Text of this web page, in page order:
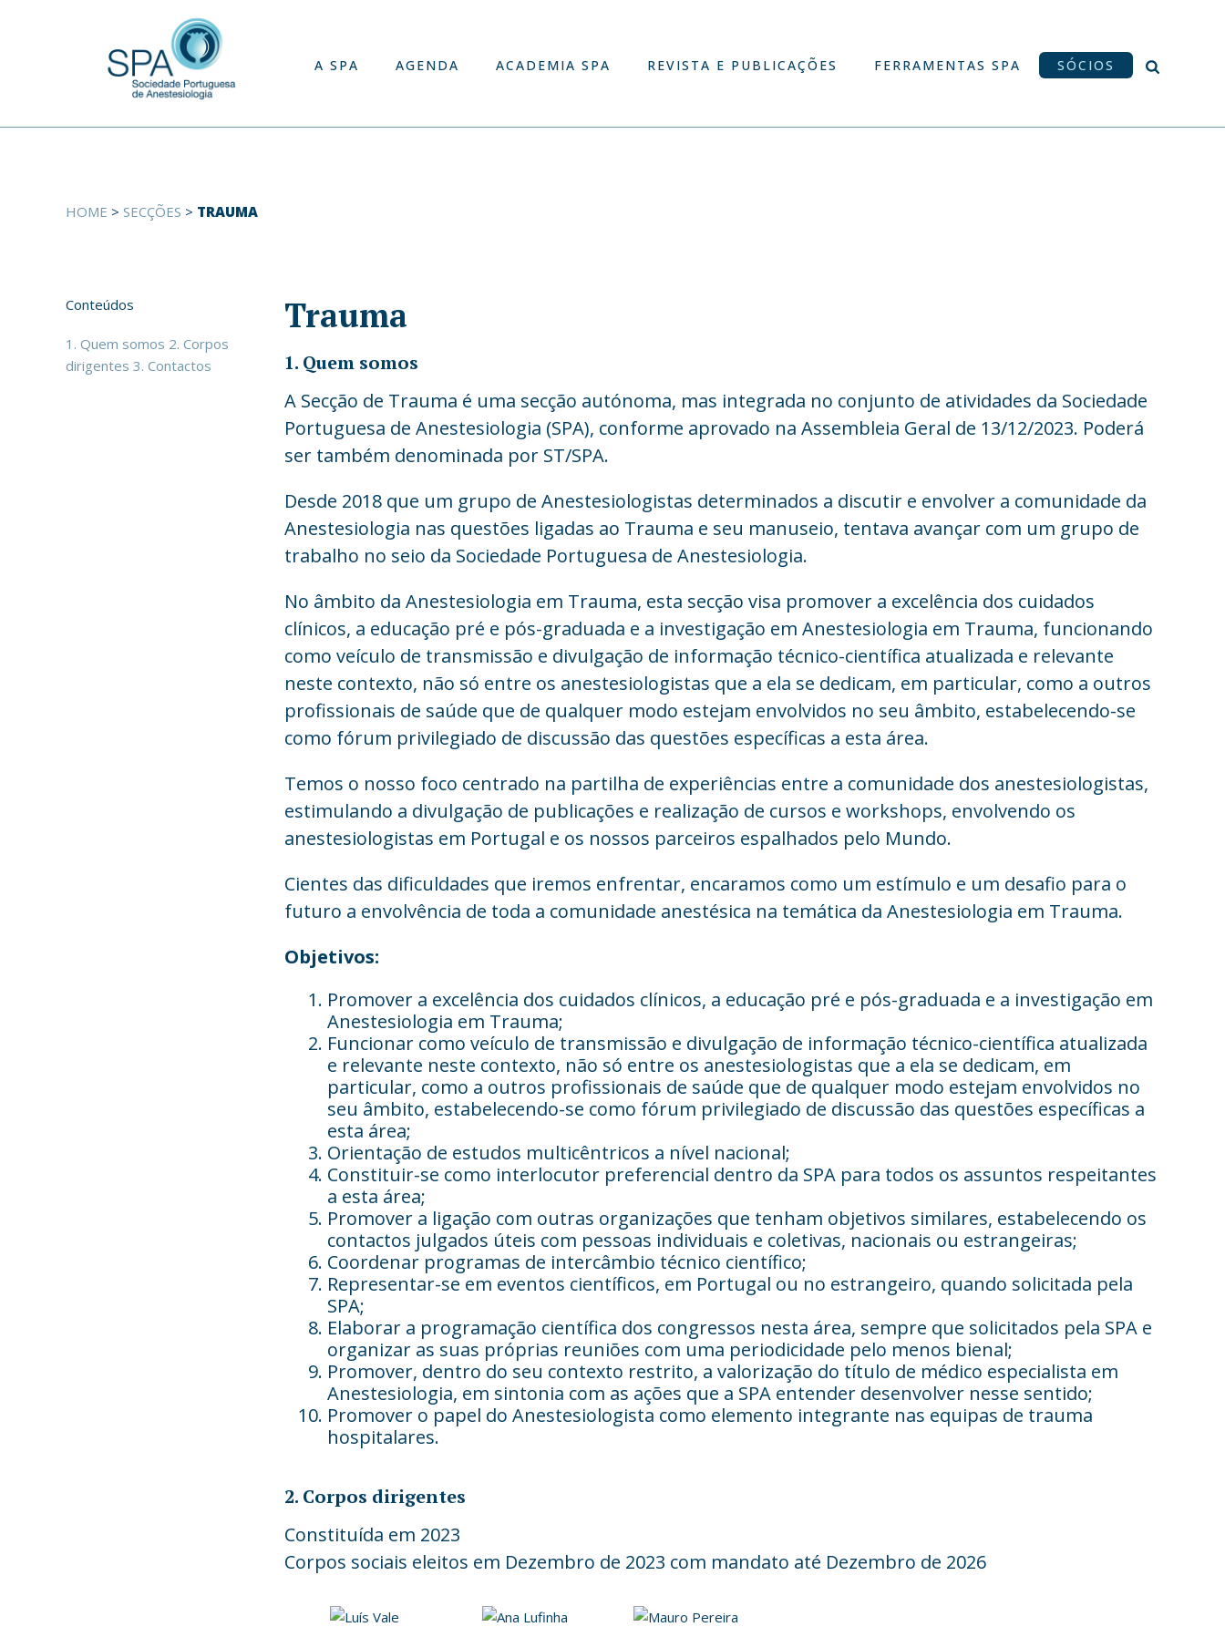
A SPA AGENDA ACADEMIA SPA REVISTA E PUBLICAÇÕES FERRAMENTAS SPA SÓCIOS
HOME > SECÇÕES > TRAUMA
Conteúdos
1. Quem somos 2. Corpos
dirigentes 3. Contactos
Trauma
1. Quem somos
A Secção de Trauma é uma secção autónoma, mas integrada no conjunto de atividades da Sociedade
Portuguesa de Anestesiologia (SPA), conforme aprovado na Assembleia Geral de 13/12/2023. Poderá
ser também denominada por ST/SPA.
Desde 2018 que um grupo de Anestesiologistas determinados a discutir e envolver a comunidade da
Anestesiologia nas questões ligadas ao Trauma e seu manuseio, tentava avançar com um grupo de
trabalho no seio da Sociedade Portuguesa de Anestesiologia.
No âmbito da Anestesiologia em Trauma, esta secção visa promover a excelência dos cuidados
clínicos, a educação pré e pós-graduada e a investigação em Anestesiologia em Trauma, funcionando
como veículo de transmissão e divulgação de informação técnico-científica atualizada e relevante
neste contexto, não só entre os anestesiologistas que a ela se dedicam, em particular, como a outros
profissionais de saúde que de qualquer modo estejam envolvidos no seu âmbito, estabelecendo-se
como fórum privilegiado de discussão das questões específicas a esta área.
Temos o nosso foco centrado na partilha de experiências entre a comunidade dos anestesiologistas,
estimulando a divulgação de publicações e realização de cursos e workshops, envolvendo os
anestesiologistas em Portugal e os nossos parceiros espalhados pelo Mundo.
Cientes das dificuldades que iremos enfrentar, encaramos como um estímulo e um desafio para o
futuro a envolvência de toda a comunidade anestésica na temática da Anestesiologia em Trauma.
Objetivos:
Promover a excelência dos cuidados clínicos, a educação pré e pós-graduada e a investigação em
Anestesiologia em Trauma;
Funcionar como veículo de transmissão e divulgação de informação técnico-científica atualizada
e relevante neste contexto, não só entre os anestesiologistas que a ela se dedicam, em
particular, como a outros profissionais de saúde que de qualquer modo estejam envolvidos no
seu âmbito, estabelecendo-se como fórum privilegiado de discussão das questões específicas a
esta área;
Orientação de estudos multicêntricos a nível nacional;
Constituir-se como interlocutor preferencial dentro da SPA para todos os assuntos respeitantes
a esta área;
Promover a ligação com outras organizações que tenham objetivos similares, estabelecendo os
contactos julgados úteis com pessoas individuais e coletivas, nacionais ou estrangeiras;
Coordenar programas de intercâmbio técnico científico;
Representar-se em eventos científicos, em Portugal ou no estrangeiro, quando solicitada pela
SPA;
Elaborar a programação científica dos congressos nesta área, sempre que solicitados pela SPA e
organizar as suas próprias reuniões com uma periodicidade pelo menos bienal;
Promover, dentro do seu contexto restrito, a valorização do título de médico especialista em
Anestesiologia, em sintonia com as ações que a SPA entender desenvolver nesse sentido;
Promover o papel do Anestesiologista como elemento integrante nas equipas de trauma
hospitalares.
2. Corpos dirigentes
Constituída em 2023
Corpos sociais eleitos em Dezembro de 2023 com mandato até Dezembro de 2026